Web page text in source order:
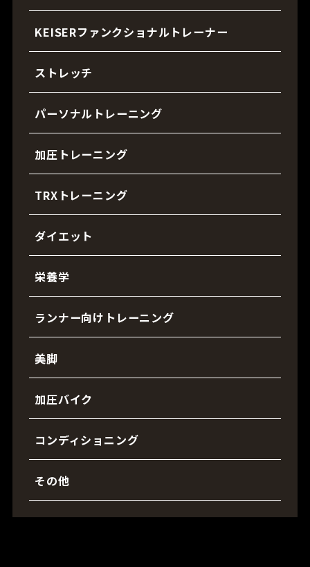
KEISERファンクショナルトレーナー
ストレッチ
パーソナルトレーニング
加圧トレーニング
TRXトレーニング
ダイエット
栄養学
ランナー向けトレーニング
美脚
加圧バイク
コンディショニング
その他